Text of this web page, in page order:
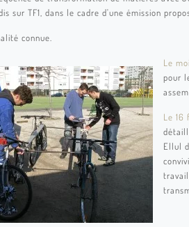
sur TF1, dans le cadre d'une émission
connue.
Le
pour
Le 16
Ellul